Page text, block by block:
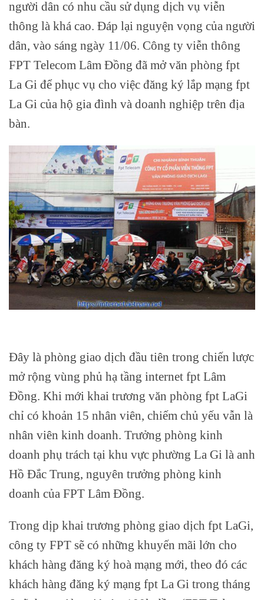
người dân có nhu cầu sử dụng dịch vụ viễn
thông là khá cao. Đáp lại nguyện vọng của người
dân, vào sáng ngày 11/06. Công ty viễn thông
FPT Telecom Lâm Đồng đã mở văn phòng fpt
La Gi để phục vụ cho việc đăng ký lắp mạng fpt
La Gi của hộ gia đình và doanh nghiệp trên địa
bàn.
Đây là phòng giao dịch đầu tiên trong chiến lược
mở rộng vùng phủ hạ tầng internet fpt Lâm
Đồng. Khi mới khai trương văn phòng fpt LaGi
chỉ có khoản 15 nhân viên, chiếm chủ yếu vẫn là
nhân viên kinh doanh. Trưởng phòng kinh
doanh phụ trách tại khu vực phường La Gi là anh
Hồ Đắc Trung, nguyên trưởng phòng kinh
doanh của FPT Lâm Đồng.
Trong dịp khai trương phòng giao dịch fpt LaGi,
công ty FPT sẽ có những khuyến mãi lớn cho
khách hàng đăng ký hoà mạng mới, theo đó các
khách hàng đăng ký mạng fpt La Gi trong tháng